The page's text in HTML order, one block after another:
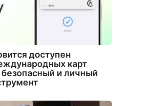
доступен
карт
и личный